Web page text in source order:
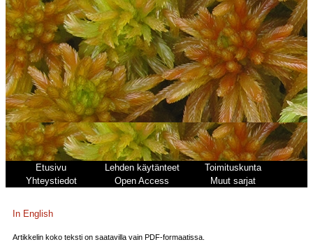
Etusivu Lehden käytänteet
Toimituskunta
Yhteystiedot
Open Access Muut sarjat
In English
Artikkelin koko teksti on saatavilla vain PDF-formaatissa.